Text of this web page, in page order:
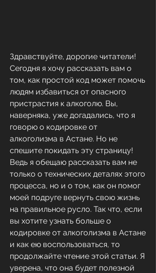
Здравствуйте, дорогие читатели!
Сегодня я хочу рассказать вам о
том, как простой код может помочь
людям избавиться от опасного
пристрастия к алкоголю. Вы,
наверняка, уже догадались, что я
говорю о кодировке от
алкоголизма в Астане. Но не
спешите покидать эту страницу!
Ведь я обещаю рассказать вам не
только о технических деталях этого
процесса, но и о том, как он помог
моей подруге вернуть свою жизнь
на правильное русло. Так что, если
вы хотите узнать больше о
кодировке от алкоголизма в Астане
и как ею воспользоваться, то
продолжайте чтение этой статьи. Я
уверена, что она будет полезной